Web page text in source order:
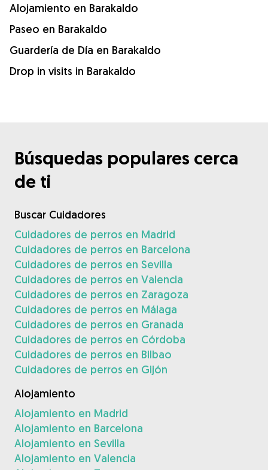
Alojamiento en Barakaldo
Paseo en Barakaldo
Guardería de Día en Barakaldo
Drop in visits in Barakaldo
Búsquedas populares cerca
de ti
Buscar Cuidadores
Cuidadores de perros en Madrid
Cuidadores de perros en Barcelona
Cuidadores de perros en Sevilla
Cuidadores de perros en Valencia
Cuidadores de perros en Zaragoza
Cuidadores de perros en Málaga
Cuidadores de perros en Granada
Cuidadores de perros en Córdoba
Cuidadores de perros en Bilbao
Cuidadores de perros en Gijón
Alojamiento
Alojamiento en Madrid
Alojamiento en Barcelona
Alojamiento en Sevilla
Alojamiento en Valencia